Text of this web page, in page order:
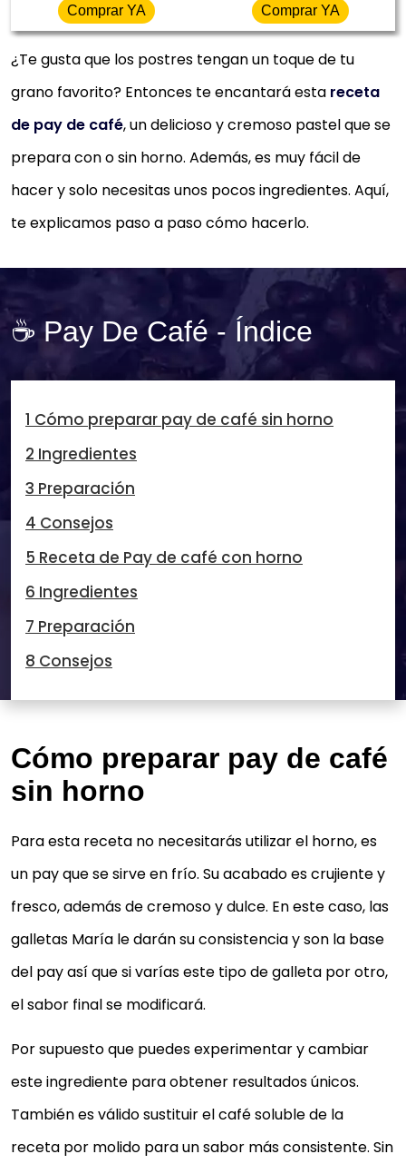
Comprar YA Comprar YA
¿Te gusta que los postres tengan un toque de tu
grano favorito? Entonces te encantará esta receta
de pay de café, un delicioso y cremoso pastel que se
prepara con o sin horno. Además, es muy fácil de
hacer y solo necesitas unos pocos ingredientes. Aquí,
te explicamos paso a paso cómo hacerlo.
☕ Pay De Café - Índice
1 Cómo preparar pay de café sin horno
2 Ingredientes
3 Preparación
4 Consejos
5 Receta de Pay de café con horno
6 Ingredientes
7 Preparación
8 Consejos
Cómo preparar pay de café
sin horno
Para esta receta no necesitarás utilizar el horno, es
un pay que se sirve en frío. Su acabado es crujiente y
fresco, además de cremoso y dulce. En este caso, las
galletas María le darán su consistencia y son la base
del pay así que si varías este tipo de galleta por otro,
el sabor final se modificará.
Por supuesto que puedes experimentar y cambiar
este ingrediente para obtener resultados únicos.
También es válido sustituir el café soluble de la
receta por molido para un sabor más consistente. Sin